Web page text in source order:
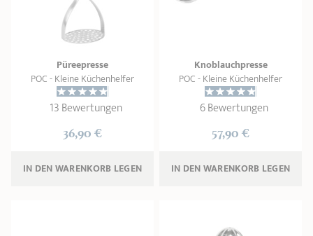
Püreepresse
POC - Kleine Küchenhelfer
13 Bewertungen
36,90 €
LEGEN
Knoblauchpresse
POC - Kleine Küchenhelfer
6 Bewertungen
57,90 €
LEGEN